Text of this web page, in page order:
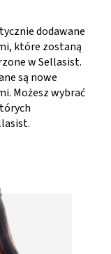
dodawane
które zostaną
w Sellasist.
są nowe
Możesz wybrać